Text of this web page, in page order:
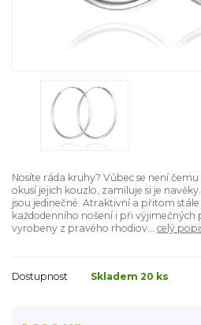
Nosíte ráda kruhy? Vůbec se není
okusí jejich kouzlo, zamiluje si je
jsou jedinečné. Atraktivní a přitom
každodenního nošení i při výjimečných
vyrobeny z pravého rhodiov... celý
Dostupnost Skladem 20 ks